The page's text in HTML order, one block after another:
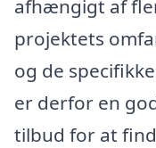
afhængigt af
projektets
og de
er derfor en
tilbud for at